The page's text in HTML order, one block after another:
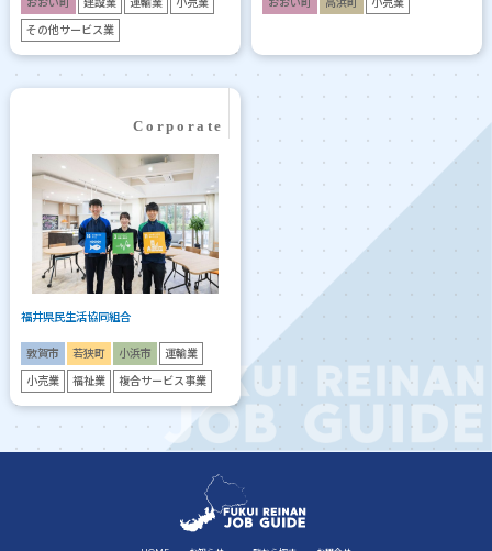
その他サービス業
福井県民生活協同組合
敦賀市 若狭町 小浜市 運輸業
小売業 福祉業 複合サービス事業